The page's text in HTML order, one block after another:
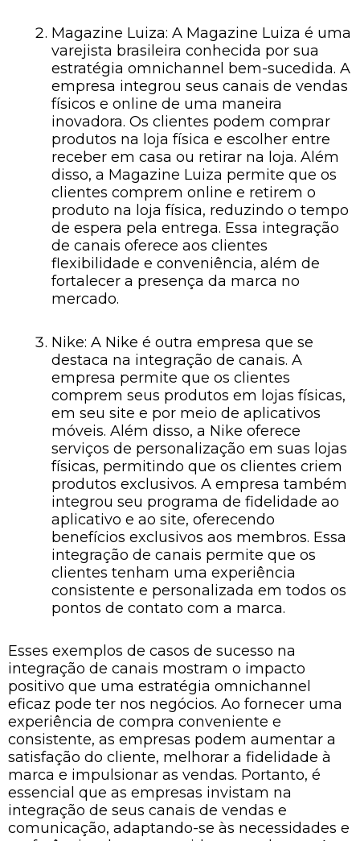
Magazine Luiza: A Magazine Luiza é uma
varejista brasileira conhecida por sua
estratégia omnichannel bem-sucedida. A
empresa integrou seus canais de vendas
físicos e online de uma maneira
inovadora. Os clientes podem comprar
produtos na loja física e escolher entre
receber em casa ou retirar na loja. Além
disso, a Magazine Luiza permite que os
clientes comprem online e retirem o
produto na loja física, reduzindo o tempo
de espera pela entrega. Essa integração
de canais oferece aos clientes
flexibilidade e conveniência, além de
fortalecer a presença da marca no
mercado.
Nike: A Nike é outra empresa que se
destaca na integração de canais. A
empresa permite que os clientes
comprem seus produtos em lojas físicas,
em seu site e por meio de aplicativos
móveis. Além disso, a Nike oferece
serviços de personalização em suas lojas
físicas, permitindo que os clientes criem
produtos exclusivos. A empresa também
integrou seu programa de fidelidade ao
aplicativo e ao site, oferecendo
benefícios exclusivos aos membros. Essa
integração de canais permite que os
clientes tenham uma experiência
consistente e personalizada em todos os
pontos de contato com a marca.
Esses exemplos de casos de sucesso na
integração de canais mostram o impacto
positivo que uma estratégia omnichannel
eficaz pode ter nos negócios. Ao fornecer uma
experiência de compra conveniente e
consistente, as empresas podem aumentar a
satisfação do cliente, melhorar a fidelidade à
marca e impulsionar as vendas. Portanto, é
essencial que as empresas invistam na
integração de seus canais de vendas e
comunicação, adaptando-se às necessidades e